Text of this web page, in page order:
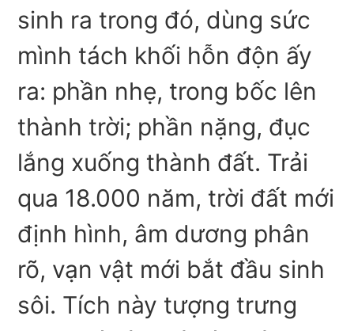
sinh ra trong đó, dùng sức
mình tách khối hỗn độn ấy
ra: phần nhẹ, trong bốc lên
thành trời; phần nặng, đục
lắng xuống thành đất. Trải
qua 18.000 năm, trời đất mới
định hình, âm dương phân
rõ, vạn vật mới bắt đầu sinh
sôi. Tích này tượng trưng